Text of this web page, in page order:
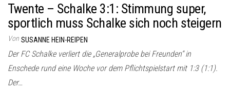
Twente – Schalke 3:1: Stimmung super,
sportlich muss Schalke sich noch steigern
Von SUSANNE HEIN-REIPEN
Der FC Schalke verliert die „Generalprobe bei Freunden“ in
Enschede rund eine Woche vor dem Pflichtspielstart mit 1:3 (1:1).
Der…